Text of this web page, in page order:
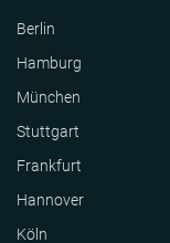
Berlin
Hamburg
München
Stuttgart
Frankfurt
Hannover
Köln